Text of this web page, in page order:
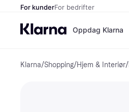
For kunderFor bedrifter
Oppdag Klarna
Klarna/Shopping/Hjem & Interiør/